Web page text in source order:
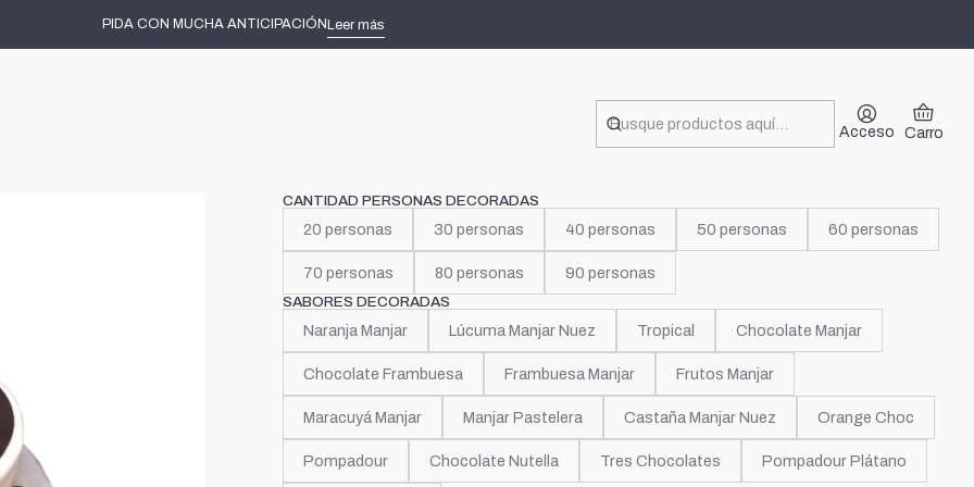
Acceso Carro
PIDA CON MUCHA ANTICIPACIÓNLeer más
Inicio Tortas decoradas Música Billie Eilish
CANTIDAD PERSONAS DECORADAS
20 personas 30 personas 40 personas 50 personas 60 personas
70 personas 80 personas 90 personas
SABORES DECORADAS
Naranja Manjar Lúcuma Manjar Nuez Tropical Chocolate Manjar
Chocolate Frambuesa Frambuesa Manjar Frutos Manjar
Maracuyá Manjar Manjar Pastelera Castaña Manjar Nuez Orange Choc
Pompadour Chocolate Nutella Tres Chocolates Pompadour Plátano